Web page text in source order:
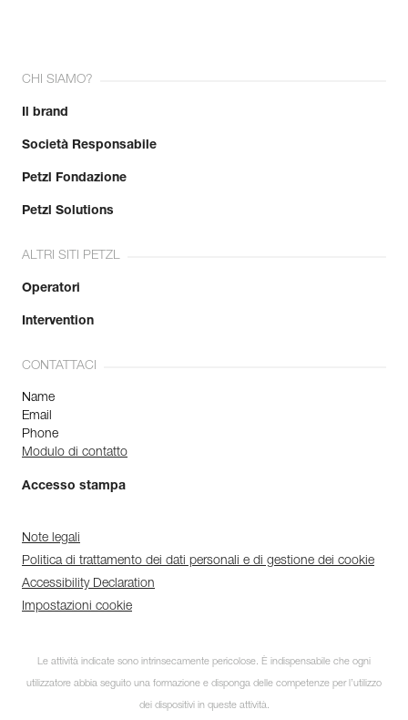
CHI SIAMO?
Il brand
Società Responsabile
Petzl Fondazione
Petzl Solutions
ALTRI SITI PETZL
Operatori
Intervention
CONTATTACI
Name
Email
Phone
Modulo di contatto
Accesso stampa
Note legali
Politica di trattamento dei dati personali e di gestione dei cookie
Accessibility Declaration
Impostazioni cookie
Le attività indicate sono intrinsecamente pericolose. È indispensabile che ogni
utilizzatore abbia seguito una formazione e disponga delle competenze per l’utilizzo
dei dispositivi in queste attività.